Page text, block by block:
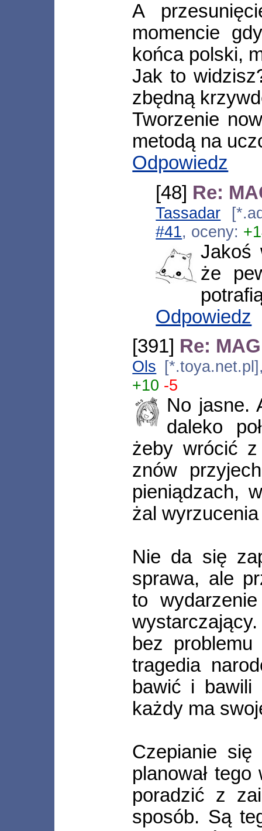
A
momencie
końca polski,
Jak to
zbędną
Tworzenie
metodą na
Odpowiedz
[48] Re:
Tassadar
#41, oceny:
Jakoś
że
Odpowiedz
[391] Re:
Ols
+10 -5
No jasne.
daleko
żeby wrócić
znów
pieniądzach,
żal wyrzucenia
Nie da się
sprawa, ale
to
bez
tragedia
bawić i
każdy ma
Czepianie
planował
poradzić z
sposób. Są